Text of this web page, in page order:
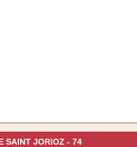
SAINT JORIOZ - 74